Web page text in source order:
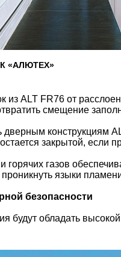
«АЛЮТЕХ»
из ALT FR76 от
смещение
дверным конструкциям
закрытой, если
газов
языки
безопасности
будут обладать